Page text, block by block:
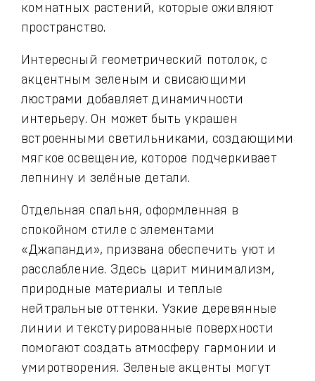
комнатных растений, которые оживляют
пространство.
Интересный геометрический потолок, с
акцентным зеленым и свисающими
люстрами добавляет динамичности
интерьеру. Он может быть украшен
встроенными светильниками, создающими
мягкое освещение, которое подчеркивает
лепнину и зелёные детали.
Отдельная спальня, оформленная в
спокойном стиле с элементами
«Джапанди», призвана обеспечить уют и
расслабление. Здесь царит минимализм,
природные материалы и теплые
нейтральные оттенки. Узкие деревянные
линии и текстурированные поверхности
помогают создать атмосферу гармонии и
умиротворения. Зеленые акценты могут